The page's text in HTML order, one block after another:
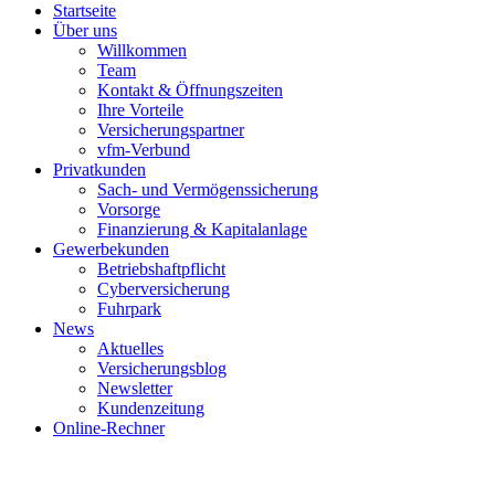
Startseite
Über uns
Willkommen
Team
Kontakt & Öffnungszeiten
Ihre Vorteile
Versicherungspartner
vfm-Verbund
Privatkunden
Sach- und Vermögenssicherung
Vorsorge
Finanzierung & Kapitalanlage
Gewerbekunden
Betriebshaftpflicht
Cyberversicherung
Fuhrpark
News
Aktuelles
Versicherungsblog
Newsletter
Kundenzeitung
Online-Rechner